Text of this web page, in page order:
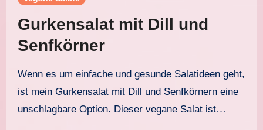
Gurkensalat mit Dill und
Senfkörner
Wenn es um einfache und gesunde Salatideen geht,
ist mein Gurkensalat mit Dill und Senfkörnern eine
unschlagbare Option. Dieser vegane Salat ist…